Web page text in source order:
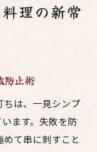
理の新常
防止術
ちは、一見シンプ
ます。失敗を防
て串に刺すこと